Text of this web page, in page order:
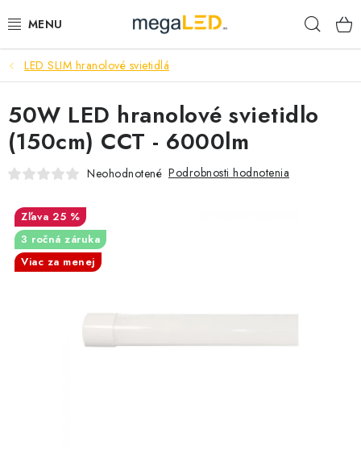
na
PRIEMYSEL
SVIETIDLÁ
ŽIAROVKY A TRUBICE
ELEKTROMATERIÁL
LED SLIM hranolové svietidlá
50W LED hranolové svietidlo
(150cm) CCT - 6000lm
Neohodnotené Podrobnosti hodnotenia
25 %
3 ročná záruka
Viac za menej